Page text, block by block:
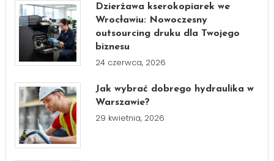
Dzierżawa kserokopiarek we
Wrocławiu: Nowoczesny
outsourcing druku dla Twojego
biznesu
24 czerwca, 2026
Jak wybrać dobrego hydraulika w
Warszawie?
29 kwietnia, 2026